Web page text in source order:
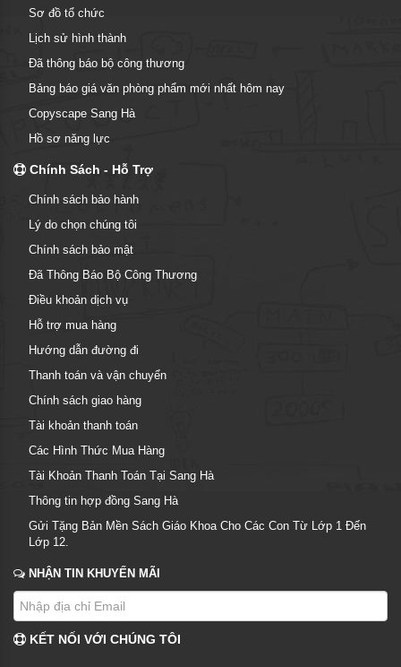
Sơ đồ tổ chức
Lịch sử hình thành
Đã thông báo bộ công thương
Bảng báo giá văn phòng phẩm mới nhất hôm nay
Copyscape Sang Hà
Hồ sơ năng lực
Chính Sách - Hỗ Trợ
Chính sách bảo hành
Lý do chọn chúng tôi
Chính sách bảo mật
Đã Thông Báo Bộ Công Thương
Điều khoản dịch vụ
Hỗ trợ mua hàng
Hướng dẫn đường đi
Thanh toán và vận chuyển
Chính sách giao hàng
Tài khoản thanh toán
Các Hình Thức Mua Hàng
Tài Khoản Thanh Toán Tại Sang Hà
Thông tin hợp đồng Sang Hà
Gửi Tặng Bản Mền Sách Giáo Khoa Cho Các Con Từ Lớp 1 Đến
Lớp 12.
NHẬN TIN KHUYẾN MÃI
KẾT NỐI VỚI CHÚNG TÔI